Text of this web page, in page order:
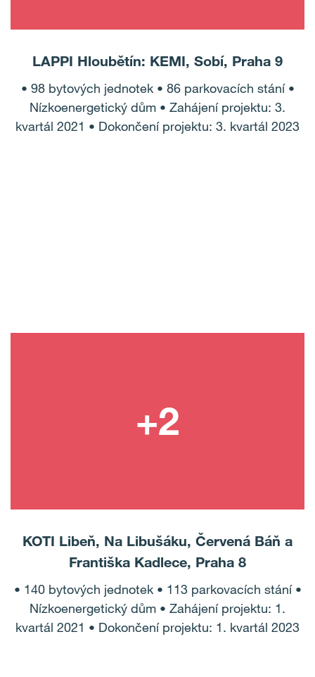
LAPPI Hloubětín: KEMI, Sobí, Praha 9
• 98 bytových jednotek • 86 parkovacích stání •
Nízkoenergetický dům • Zahájení projektu: 3.
kvartál 2021 • Dokončení projektu: 3. kvartál 2023
KOTI Libeň, Na Libušáku, Červená Báň a
Františka Kadlece, Praha 8
• 140 bytových jednotek • 113 parkovacích stání •
Nízkoenergetický dům • Zahájení projektu: 1.
kvartál 2021 • Dokončení projektu: 1. kvartál 2023